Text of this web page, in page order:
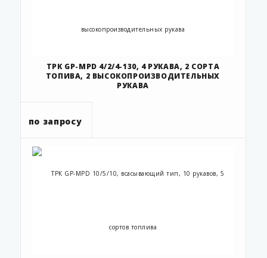
ТРК GP-MPD 4/2/4-130, 4 РУКАВА, 2 СОРТА
ТОПИВА, 2 ВЫСОКОПРОИЗВОДИТЕЛЬНЫХ
РУКАВА
по запросу